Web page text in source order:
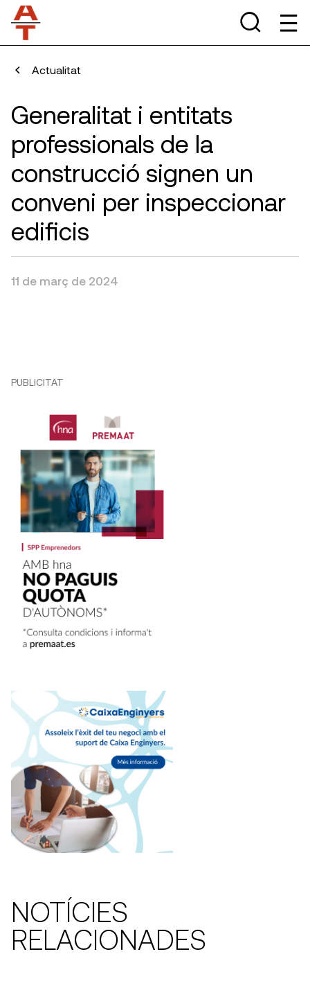
Actualitat
Generalitat i entitats
professionals de la
construcció signen un
conveni per inspeccionar
edificis
11 de març de 2024
PUBLICITAT
NOTÍCIES
RELACIONADES